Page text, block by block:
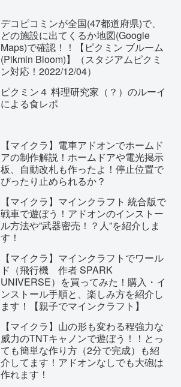
デコピコミンが全国(47都道府県)で、
どの施設に出てくるか地図(Google
Maps)で確認！！【ピクミン ブルーム
(Pikmin Bloom)】（スタジアムピクミ
ン対応！2022/12/04）
ピクミン４ 料理研究家（？）のルーイ
による食レポ
【マイクラ】電車アドオンでホームド
アの制作解説！ホームドアや電光掲示
板、自動改札も作ったよ！停止位置で
ぴったり止められるか？
【マイクラ】マインクラフト 統合版で
戦車で遊ぼう！アドオンのインストー
ル方法や”武器密売！？人”を紹介しま
す！
【マイクラ】マインクラフトでワール
ド（飛行機 作者 SPARK
UNIVERSE）を買ってみた！購入・イ
ンストール手順と、楽しみ方を紹介し
ます！【親子でマインクラフト】
【マイクラ】山の形も変わる程強力な
威力のTNTキャノンで遊ぼう！！とっ
ても簡単な作り方（2分で完成）も紹
介してます！アドオンなしでも大砲は
作れます！